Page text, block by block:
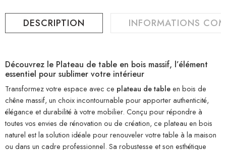
DESCRIPTION INFORMATIONS
Découvrez le Plateau de table en bois massif, l’élément
essentiel pour sublimer votre intérieur
Transformez votre espace avec ce plateau de tableen bois de
chêne massif, un choix incontournable pour apporter authenticité,
élégance et durabilité à votre mobilier. Conçu pour répondre à
toutes vos envies de rénovation ou de création, ce plateau en bois
naturel est la solution idéale pour renouveler votre table à la maison
ou dans un cadre professionnel. Sa robustesse et son esthétique